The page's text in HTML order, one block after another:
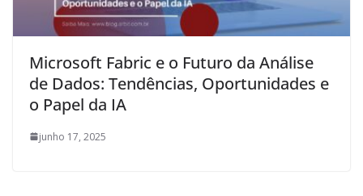
Microsoft Fabric e o Futuro da Análise
de Dados: Tendências, Oportunidades e
o Papel da IA
junho 17, 2025